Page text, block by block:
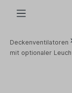
Deckenventilatoren
mit optionaler